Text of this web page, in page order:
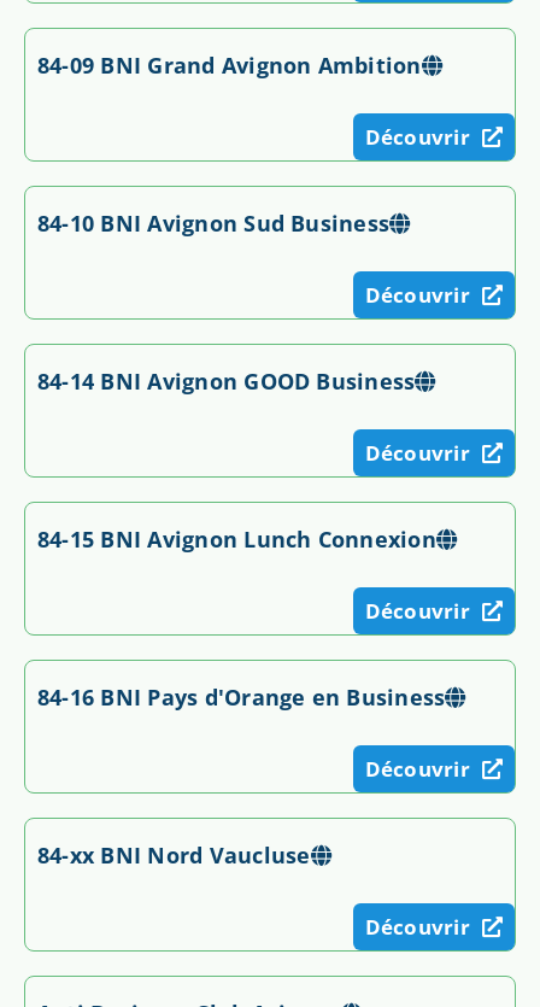
84-09 BNI Grand Avignon Ambition
Découvrir
84-10 BNI Avignon Sud Business
Découvrir
84-14 BNI Avignon GOOD Business
Découvrir
84-15 BNI Avignon Lunch Connexion
Découvrir
84-16 BNI Pays d'Orange en Business
Découvrir
84-xx BNI Nord Vaucluse
Découvrir